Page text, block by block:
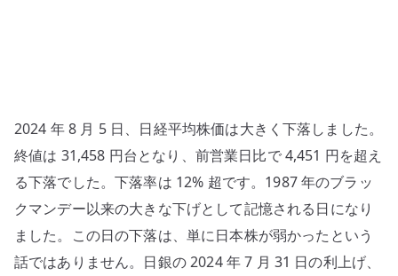
均、
円
キ
ャ
ー
ト
2024 年 8 月 5 日、日経平均株価は大きく下落しました。
終値は 31,458 円台となり、前営業日比で 4,451 円を超え
る下落でした。下落率は 12% 超です。1987 年のブラッ
クマンデー以来の大きな下げとして記憶される日になり
ました。この日の下落は、単に日本株が弱かったという
話ではありません。日銀の 2024 年 7 月 31 日の利上げ、